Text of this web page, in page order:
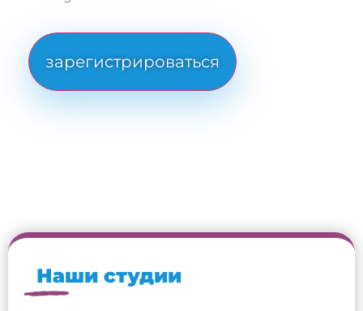
No val
Наши студии